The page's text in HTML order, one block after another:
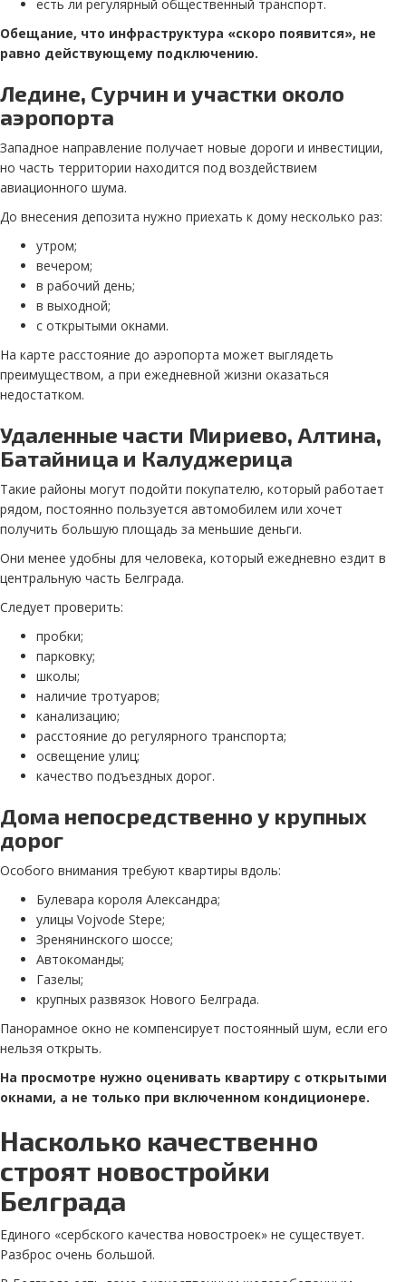
есть ли регулярный общественный транспорт.
Обещание, что инфраструктура «скоро появится», не
равно действующему подключению.
Ледине, Сурчин и участки около
аэропорта
Западное направление получает новые дороги и инвестиции,
но часть территории находится под воздействием
авиационного шума.
До внесения депозита нужно приехать к дому несколько раз:
утром;
вечером;
в рабочий день;
в выходной;
с открытыми окнами.
На карте расстояние до аэропорта может выглядеть
преимуществом, а при ежедневной жизни оказаться
недостатком.
Удаленные части Мириево, Алтина,
Батайница и Калуджерица
Такие районы могут подойти покупателю, который работает
рядом, постоянно пользуется автомобилем или хочет
получить большую площадь за меньшие деньги.
Они менее удобны для человека, который ежедневно ездит в
центральную часть Белграда.
Следует проверить:
пробки;
парковку;
школы;
наличие тротуаров;
канализацию;
расстояние до регулярного транспорта;
освещение улиц;
качество подъездных дорог.
Дома непосредственно у крупных
дорог
Особого внимания требуют квартиры вдоль:
Булевара короля Александра;
улицы Vojvode Stepe;
Зренянинского шоссе;
Автокоманды;
Газелы;
крупных развязок Нового Белграда.
Панорамное окно не компенсирует постоянный шум, если его
нельзя открыть.
На просмотре нужно оценивать квартиру с открытыми
окнами, а не только при включенном кондиционере.
Насколько качественно
строят новостройки
Белграда
Единого «сербского качества новостроек» не существует.
Разброс очень большой.